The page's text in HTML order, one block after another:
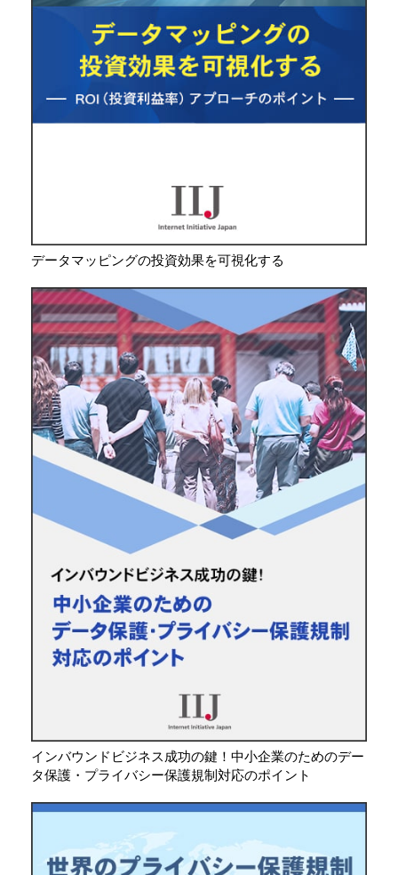
データマッピングの投資効果を可視化する
インバウンドビジネス成功の鍵！中小企業のためのデー
タ保護・プライバシー保護規制対応のポイント